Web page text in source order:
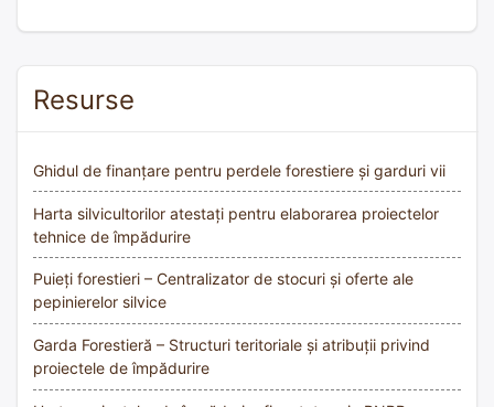
Resurse
Ghidul de finanțare pentru perdele forestiere și garduri vii
Harta silvicultorilor atestați pentru elaborarea proiectelor
tehnice de împădurire
Puieți forestieri – Centralizator de stocuri și oferte ale
pepinierelor silvice
Garda Forestieră – Structuri teritoriale și atribuții privind
proiectele de împădurire